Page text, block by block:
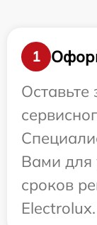
1
Оставьте
Вами для
сроков
Electrolux.